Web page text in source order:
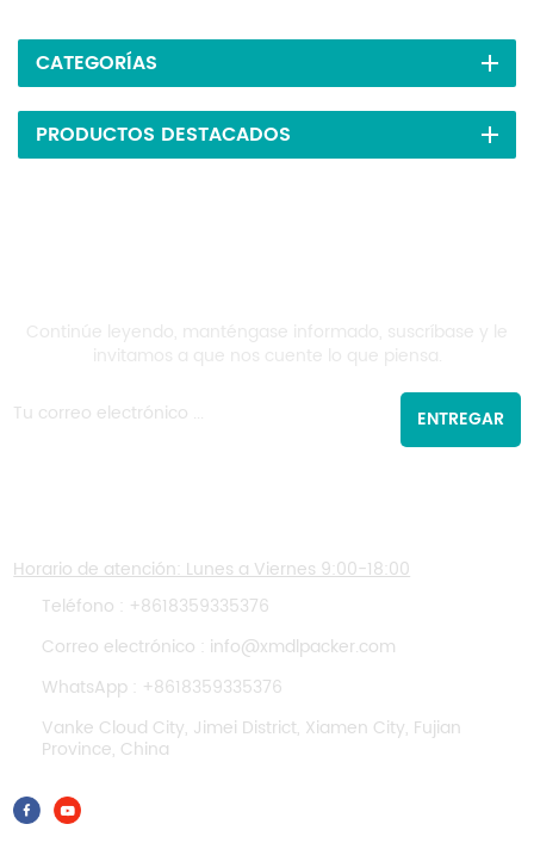
CATEGORÍAS
PRODUCTOS DESTACADOS
ENTREGAR
Horario de atención: Lunes a Viernes 9:00-18:00
Teléfono :
+8618359335376
Correo electrónico : info@xmdlpacker.com
WhatsApp :
+8618359335376
Vanke Cloud City, Jimei District, Xiamen City, Fujian
Province, China